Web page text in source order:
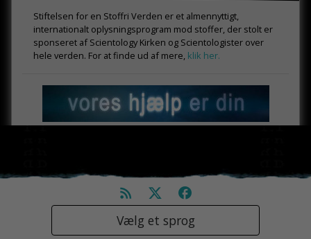
Stiftelsen for en Stoffri Verden er et almennyttigt,
internationalt oplysningsprogram mod stoffer, der stolt er
sponseret af Scientology Kirken og Scientologister over
hele verden. For at finde ud af mere, klik her.
Vælg et sprog